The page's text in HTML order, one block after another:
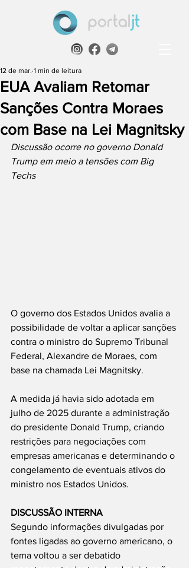
EUA Avaliam Retomar
Sanções Contra Moraes
com Base na Lei Magnitsky
12 de mar. 1 min de leitura
Discussão ocorre no governo Donald
Trump em meio a tensões com Big
Techs
O governo dos Estados Unidos avalia a
possibilidade de voltar a aplicar sanções
contra o ministro do Supremo Tribunal
Federal, Alexandre de Moraes, com
base na chamada Lei Magnitsky.
A medida já havia sido adotada em
julho de 2025 durante a administração
do presidente Donald Trump, criando
restrições para negociações com
empresas americanas e determinando o
congelamento de eventuais ativos do
ministro nos Estados Unidos.
DISCUSSÃO INTERNA
Segundo informações divulgadas por
fontes ligadas ao governo americano, o
tema voltou a ser debatido